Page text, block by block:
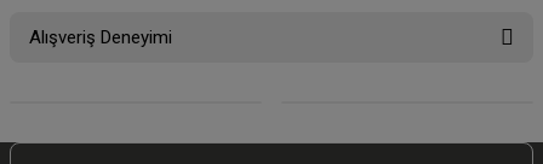
yetersiz gördüğünüz noktaları öneri formunu kullanarak tarafımıza
Alışveriş Deneyimi